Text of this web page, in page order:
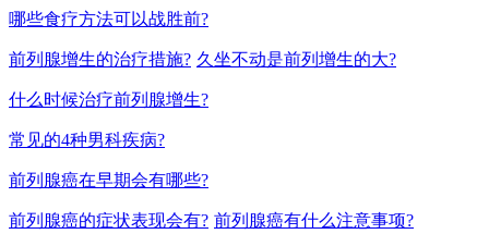
哪些食疗方法可以战胜前?
前列腺增生的治疗措施? 久坐不动是前列增生的大?
什么时候治疗前列腺增生?
常见的4种男科疾病?
前列腺癌在早期会有哪些?
前列腺癌的症状表现会有? 前列腺癌有什么注意事项?